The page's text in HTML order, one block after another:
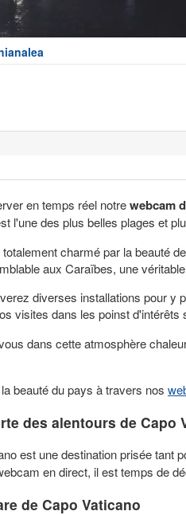
en temps réel notrewebcam
l'une des plus belles plages et
charmé par la beauté
aux Caraïbes, une
diverses installations pour y
visites dans les poinst
dans cette atmosphère
beauté du pays à travers nos
des alentours de Capo
est une destination prisée tant
en direct, il est temps de
de Capo Vaticano